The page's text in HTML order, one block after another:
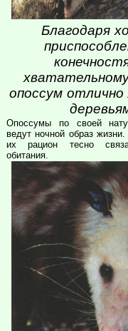
Благодаря
опоссум
Опоссумы по своей
ведут ночной образ
их рацион тесно
обитания.